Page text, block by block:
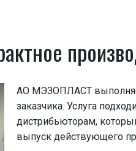
АО МЭЗОПЛАСТ
заказчика. Услуга
дистрибьюторам,
выпуск действующего